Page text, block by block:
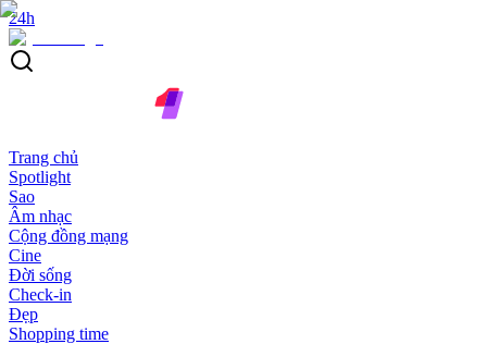
24h
Trang chủ
Spotlight
Sao
Âm nhạc
Cộng đồng mạng
Cine
Đời sống
Check-in
Đẹp
Shopping time